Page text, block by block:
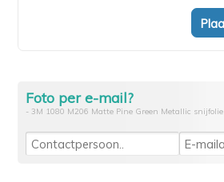
Foto per e-mail?
- 3M 1080 M206 Matte Pine Green Metallic snijfolie